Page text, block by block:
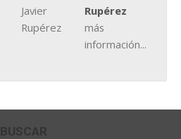
Rupérez
más
información...
BUSCAR